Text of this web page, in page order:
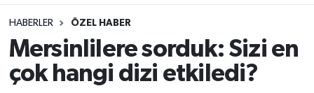
HABERLER ÖZEL HABER
Mersinlilere sorduk: Sizi en
çok hangi dizi etkiledi?
Güncel
Haber Arşivi